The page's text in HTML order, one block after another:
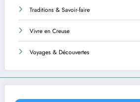
Traditions & Savoir-faire
Vivre en Creuse
Voyages & Découvertes